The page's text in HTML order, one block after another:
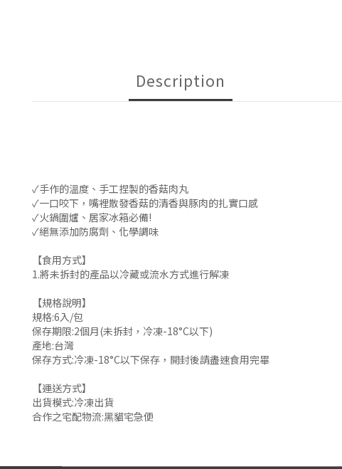
Description
✓手作的溫度、手工捏製的香菇肉丸
✓一口咬下，嘴裡散發香菇的清香與豚肉的扎實口感
✓火鍋圍爐、居家冰箱必備!
✓絕無添加防腐劑、化學調味
【食用方式】
1.將未拆封的產品以冷藏或流水方式進行解凍
【規格說明】
規格:6入/包
保存期限:2個月(未拆封，冷凍-18°C以下)
產地:台灣
保存方式:冷凍-18°C以下保存，開封後請盡速食用完畢
【運送方式】
出貨模式:冷凍出貨
合作之宅配物流:黑貓宅急便